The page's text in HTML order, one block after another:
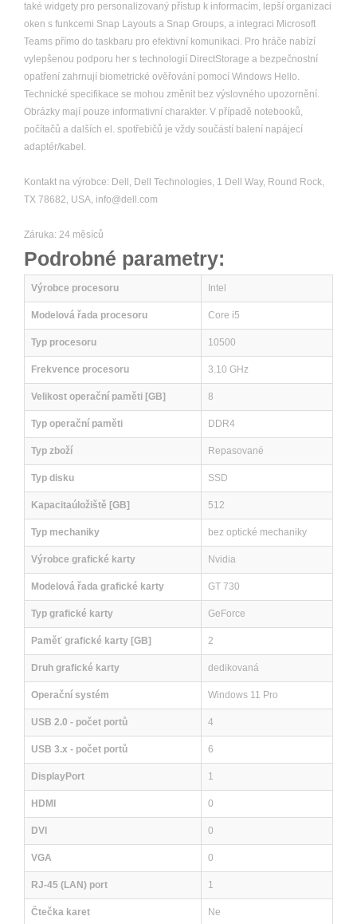
také widgety pro personalizovaný přístup k informacím, lepší organizaci
oken s funkcemi Snap Layouts a Snap Groups, a integraci Microsoft
Teams přímo do taskbaru pro efektivní komunikaci. Pro hráče nabízí
vylepšenou podporu her s technologií DirectStorage a bezpečnostní
opatření zahrnují biometrické ověřování pomocí Windows Hello.
Technické specifikace se mohou změnit bez výslovného upozornění.
Obrázky mají pouze informativní charakter. V případě notebooků,
počítačů a dalších el. spotřebičů je vždy součástí balení napájecí
adaptér/kabel.
Kontakt na výrobce: Dell, Dell Technologies, 1 Dell Way, Round Rock,
TX 78682, USA, info@dell.com
Záruka: 24 měsíců
Podrobné parametry:
Výrobce procesoru Intel
Modelová řada procesoru Core i5
Typ procesoru 10500
Frekvence procesoru 3.10 GHz
Velikost operační paměti [GB] 8
Typ operační paměti DDR4
Typ zboží Repasované
Typ disku SSD
Kapacitaúložiště [GB] 512
Typ mechaniky bez optické mechaniky
Výrobce grafické karty Nvidia
Modelová řada grafické karty GT 730
Typ grafické karty GeForce
Paměť grafické karty [GB] 2
Druh grafické karty dedikovaná
Operační systém Windows 11 Pro
USB 2.0 - počet portů 4
USB 3.x - počet portů 6
DisplayPort 1
HDMI 0
DVI 0
VGA 0
RJ-45 (LAN) port 1
Čtečka karet Ne